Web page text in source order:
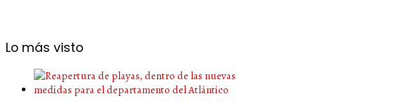
Lo más visto